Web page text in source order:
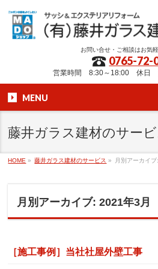
お問い合せ・ご相談はお気
0765-72-
営業時間 8:30～18:00 休日
MENU
藤井ガラス建材のサービ
HOME » 藤井ガラス建材のサービス » 月別アーカイ
月別アーカイブ: 2021年3月
［施工事例］当社社屋外壁工事